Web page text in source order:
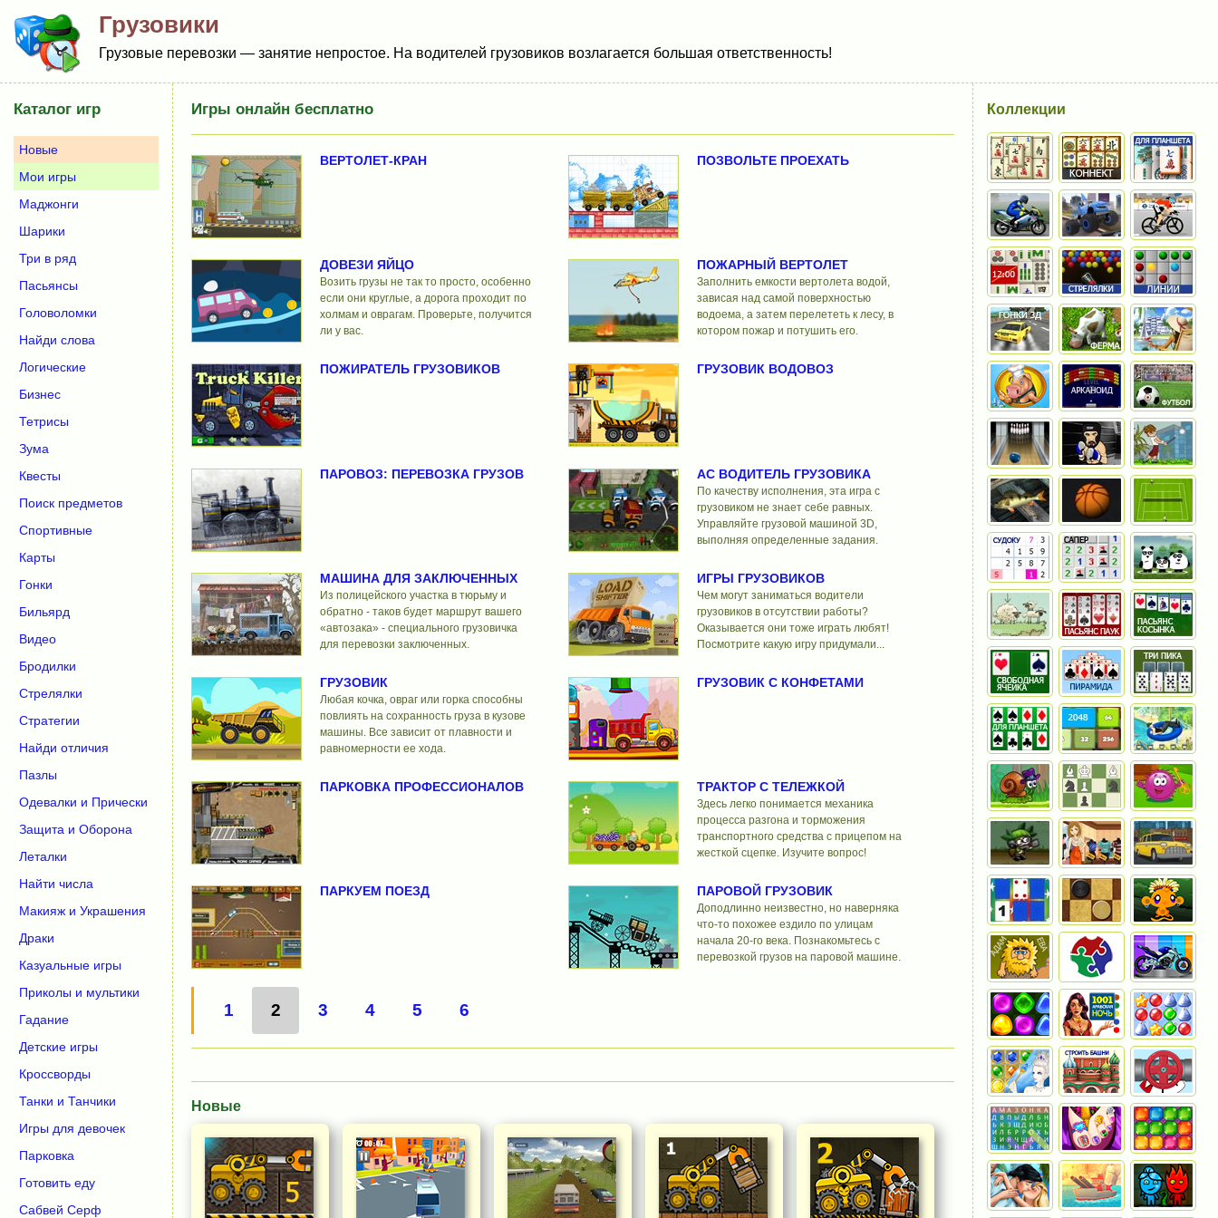
Грузовики
Грузовые перевозки — занятие непростое. На водителей грузовиков возлагается большая ответственность!
Игры онлайн бесплатно
ВЕРТОЛЕТ-КРАН ПОЗВОЛЬТЕ ПРОЕХАТЬ
ДОВЕЗИ ЯЙЦО
Возить грузы не так то просто, особенно
если они круглые, а дорога проходит по
холмам и оврагам. Проверьте, получится
ли у вас.
ПОЖАРНЫЙ ВЕРТОЛЕТ
Заполнить емкости вертолета водой,
зависая над самой поверхностью
водоема, а затем перелететь к лесу, в
котором пожар и потушить его.
ПОЖИРАТЕЛЬ ГРУЗОВИКОВ ГРУЗОВИК ВОДОВОЗ
ПАРОВОЗ: ПЕРЕВОЗКА ГРУЗОВ АС ВОДИТЕЛЬ ГРУЗОВИКА
По качеству исполнения, эта игра с
грузовиком не знает себе равных.
Управляйте грузовой машиной 3D,
выполняя определенные задания.
МАШИНА ДЛЯ ЗАКЛЮЧЕННЫХ
Из полицейского участка в тюрьму и
обратно - таков будет маршрут вашего
«автозака» - специального грузовичка
для перевозки заключенных.
ИГРЫ ГРУЗОВИКОВ
Чем могут заниматься водители
грузовиков в отсутствии работы?
Оказывается они тоже играть любят!
Посмотрите какую игру придумали...
ГРУЗОВИК
Любая кочка, овраг или горка способны
повлиять на сохранность груза в кузове
машины. Все зависит от плавности и
равномерности ее хода.
ГРУЗОВИК С КОНФЕТАМИ
ПАРКОВКА ПРОФЕССИОНАЛОВ ТРАКТОР С ТЕЛЕЖКОЙ
Здесь легко понимается механика
процесса разгона и торможения
транспортного средства с прицепом на
жесткой сцепке. Изучите вопрос!
ПАРКУЕМ ПОЕЗД ПАРОВОЙ ГРУЗОВИК
Доподлинно неизвестно, но наверняка
что-то похожее ездило по улицам
начала 20-го века. Познакомьтесь с
перевозкой грузов на паровой машине.
1 2 3 4 5 6
Новые
Каталог игр
Новые
Мои игры
Маджонги
Шарики
Три в ряд
Пасьянсы
Головоломки
Найди слова
Логические
Бизнес
Тетрисы
Зума
Квесты
Поиск предметов
Спортивные
Карты
Гонки
Бильярд
Видео
Бродилки
Стрелялки
Стратегии
Найди отличия
Пазлы
Одевалки и Прически
Защита и Оборона
Леталки
Найти числа
Макияж и Украшения
Драки
Казуальные игры
Приколы и мультики
Гадание
Детские игры
Кроссворды
Танки и Танчики
Игры для девочек
Парковка
Готовить еду
Сабвей Серф
Коллекции